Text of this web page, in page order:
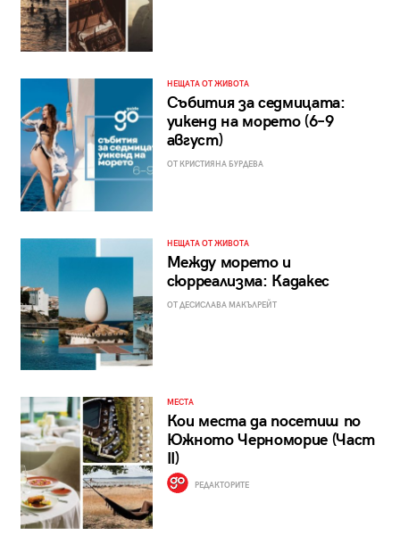
НЕЩАТА ОТ ЖИВОТА
Събития за седмицата:
уикенд на морето (6–9
август)
ОТ КРИСТИЯНА БУРДЕВА
НЕЩАТА ОТ ЖИВОТА
Между морето и
сюрреализма: Кадакес
ОТ ДЕСИСЛАВА МАКЪЛРЕЙТ
МЕСТА
Кои места да посетиш по
Южното Черноморие (Част
II)
РЕДАКТОРИТЕ